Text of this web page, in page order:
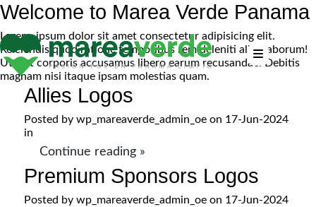
Welcome to Marea Verde Panama
Lorem, ipsum dolor sit amet consectetur adipisicing elit.
Reiciendis quod ratione temporibus rem deleniti alias laborum!
Ut sint corporis accusamus libero earum recusandae. Debitis
magnam nisi itaque ipsam molestias quam.
Allies Logos
Posted by wp_mareaverde_admin_oeon 17-Jun-2024
in
Continue reading »
Premium Sponsors Logos
Posted by wp_mareaverde_admin_oeon 17-Jun-2024